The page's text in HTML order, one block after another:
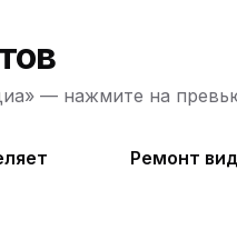
— нажмите на
Ремонт